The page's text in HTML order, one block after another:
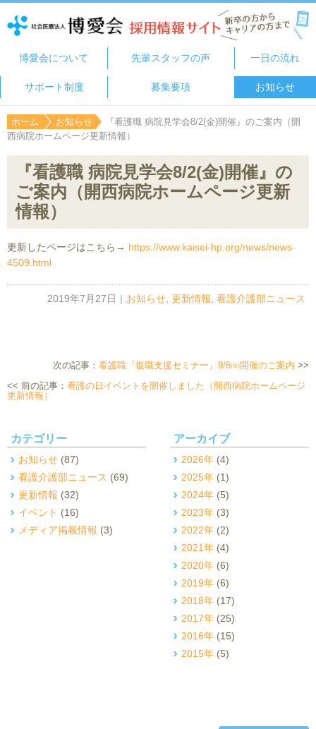
博愛会について 先輩スタッフの声 一日の流れ
サポート制度 募集要項 お知らせ
ホーム お知らせ
『看護職 病院見学会8/2(金)開催』のご案内（開
西病院ホームページ更新情報）
『看護職 病院見学会8/2(金)開催』の
ご案内（開西病院ホームページ更新
情報）
更新したページはこちら→ https://www.kaisei-hp.org/news/news-
4509.html
2019年7月27日 ｜ お知らせ 更新情報 看護介護部ニュース
次の記事： 看護職『復職支援セミナー』9/6㈮開催のご案内 >>
<< 前の記事： 看護の日イベントを開催しました（開西病院ホームページ
更新情報）
カテゴリー
お知らせ (87)
看護介護部ニュース (69)
更新情報 (32)
イベント (16)
メディア掲載情報 (3)
アーカイブ
2026年 (4)
2025年 (1)
2024年 (5)
2023年 (3)
2022年 (2)
2021年 (4)
2020年 (6)
2019年 (6)
2018年 (17)
2017年 (25)
2016年 (15)
2015年 (5)